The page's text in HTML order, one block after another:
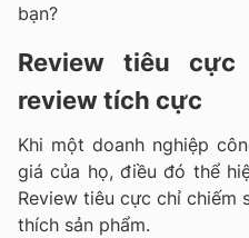
bạn?
Review tiêu
review tích cực
Khi một doanh nghiệp
giá của họ, điều đó thể
Review tiêu cực chỉ chiếm
thích sản phẩm.